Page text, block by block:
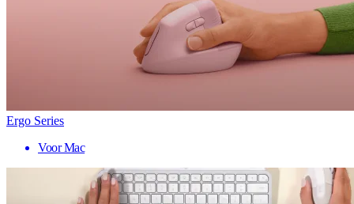
Ergo Series
Voor Mac